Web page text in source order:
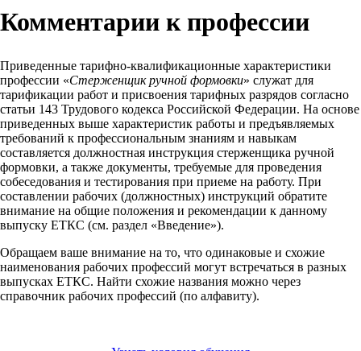
Комментарии к профессии
Приведенные тарифно-квалификационные характеристики
профессии «Стерженщик ручной формовки» служат для
тарификации работ и присвоения тарифных разрядов согласно
статьи 143 Трудового кодекса Российской Федерации. На основе
приведенных выше характеристик работы и предъявляемых
требований к профессиональным знаниям и навыкам
составляется должностная инструкция стерженщика ручной
формовки, а также документы, требуемые для проведения
собеседования и тестирования при приеме на работу. При
составлении рабочих (должностных) инструкций обратите
внимание на общие положения и рекомендации к данному
выпуску ЕТКС (см. раздел «Введение»).
Обращаем ваше внимание на то, что одинаковые и схожие
наименования рабочих профессий могут встречаться в разных
выпусках ЕТКС. Найти схожие названия можно через
справочник рабочих профессий (по алфавиту).